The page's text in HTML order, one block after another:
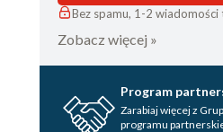
JAK SOBIE
Bez spamu, 1-2
Zobacz więcej »
Program
Zarabiaj więcej z
programu